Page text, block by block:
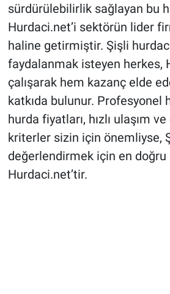
sürdürülebilirlik sağlayan bu
Hurdaci.net’i sektörün lider
haline getirmiştir. Şişli
faydalanmak isteyen herkes,
çalışarak hem kazanç elde
katkıda bulunur. Profesyonel
hurda fiyatları, hızlı ulaşım
kriterler sizin için önemliyse,
değerlendirmek için en doğru
Hurdaci.net’tir.